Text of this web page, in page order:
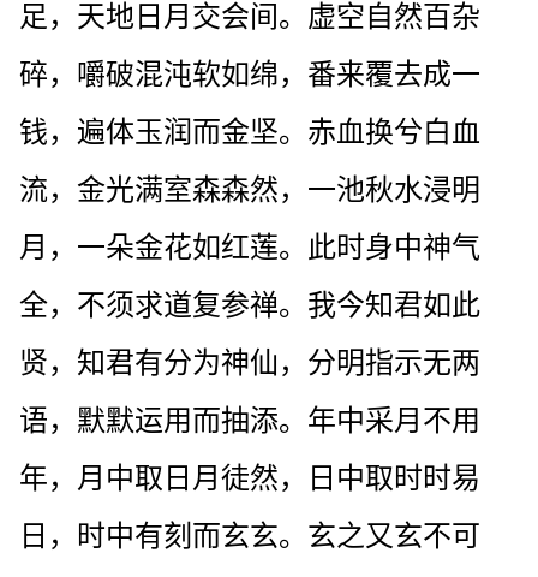
足，天地日月交会间。虚空自然百杂
碎，嚼破混沌软如绵，番来覆去成一
钱，遍体玉润而金坚。赤血换兮白血
流，金光满室森森然，一池秋水浸明
月，一朵金花如红莲。此时身中神气
全，不须求道复参禅。我今知君如此
贤，知君有分为神仙，分明指示无两
语，默默运用而抽添。年中采月不用
年，月中取日月徒然，日中取时时易
日，时中有刻而玄玄。玄之又玄不可